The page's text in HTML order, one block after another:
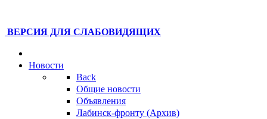
ВЕРСИЯ ДЛЯ СЛАБОВИДЯЩИХ
Новости
Back
Общие новости
Объявления
Лабинск-фронту (Архив)